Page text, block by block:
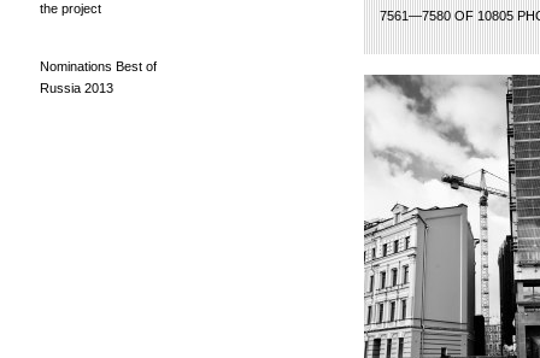
the project
Nominations Best of
Russia 2013
7561—7580 OF 10805
359 360 361 369 370 371 372